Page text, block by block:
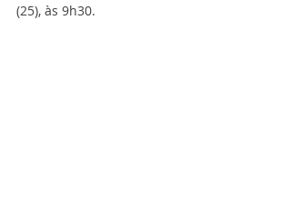
(25), às 9h30.